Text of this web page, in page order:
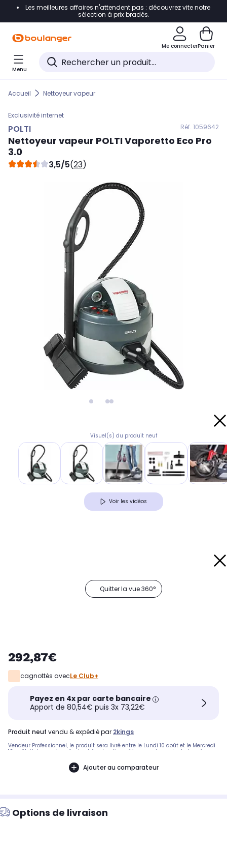
Accéder directement à la navigation
Accéder directement au pied de page
Accéder directement au chatbot
Les meilleures affaires n'attendent pas : découvrez vite notre
sélection à prix bradés.
Me connecterPanier
Menu
Accueil Nettoyeur vapeur
Exclusivité internet
POLTI Réf. 1059642
Nettoyeur vapeur POLTIVaporetto Eco Pro
3.0
3,5/5(23)
Visuel(s) du produit neuf
Voir les vidéos
Quitter la vue 360°
292,87€
cagnottés avecLe Club+
Payez en 4x par carte bancaire
Apport de 80,54€ puis 3x 73,22€
produit neuf vendu & expédié par 2kings
Vendeur Professionnel, le produit sera livré entre le Lundi 10 août et le Mercredi
12 août. Notre service client est à votre disposition avant, pendant et après
Ajouter au comparateur
Options de livraison